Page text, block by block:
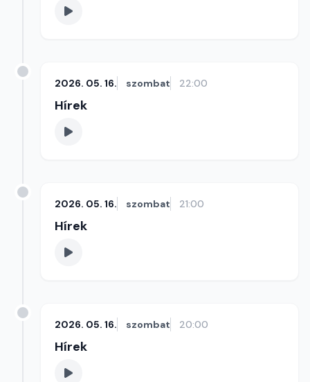
2026. 05. 16. szombat 22:00
Hírek
2026. 05. 16. szombat 21:00
Hírek
2026. 05. 16. szombat 20:00
Hírek